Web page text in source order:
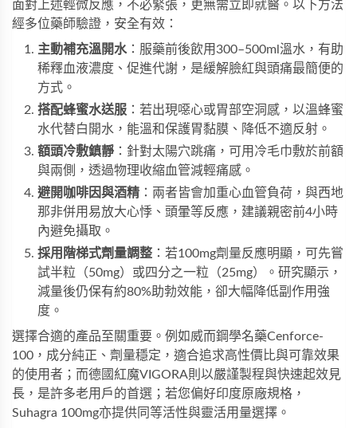
面對上述輕微反應，不必緊張，更無需立即就醫。以下方法
經多位藥師驗證，安全有效：
主動補充溫開水：服藥前後飲用300–500ml溫水，有助
稀釋血液濃度、促進代謝，是緩解臉紅與頭痛最簡便的
方式。
搭配蜂蜜水送服 ：若出現噁心或胃部空洞感，以溫蜂蜜
水代替白開水，能溫和保護胃黏膜、降低不適反射。
額頭冷敷鎮靜 ：針對太陽穴跳痛，可用冷毛巾敷於前額
與兩側，透過物理收縮血管減輕痛感。
避開咖啡因與酒精 ：兩者皆會加重心血管負荷，與西地
那非併用易放大心悸、頭暈等反應，建議親密前4小時
內避免攝取。
採用階梯式劑量調整 ：若100mg劑量反應明顯，可先嘗
試半粒（50mg）或四分之一粒（25mg）。研究顯示，
減量後仍保有約80%助勃效能，卻大幅降低副作用強
度。
選擇合適的產品至關重要。例如 威而鋼學名藥Cenforce-
100 ，成分純正、劑量穩定，適合追求高性價比與可靠效果
的使用者；而德國紅魔VIGORA則以嚴謹製程與快速起效見
長，是許多老用戶的首選；若您偏好印度原廠規格，
Suhagra 100mg亦提供同等活性與靈活用量選擇。